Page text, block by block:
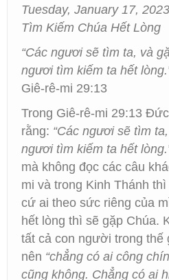
Tuesday, January 17, 2023
Tìm Kiếm Chúa Hết Lòng
“Các ngươi sẽ tìm ta, và
ngươi tìm kiếm ta hết
Giê-rê-mi 29:13
Trong Giê-rê-mi 29:13
rằng: “Các ngươi sẽ tìm
ngươi tìm kiếm ta hết
mà không đọc các câu
mi và trong Kinh Thánh
cứ ai theo sức riêng của
hết lòng thì sẽ gặp Chúa.
tất cả con người trong thế
nên “chẳng có ai công
cũng không. Chẳng có ai